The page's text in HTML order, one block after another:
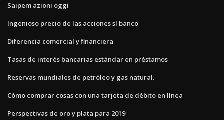
Saipem azioni oggi
Ingenioso precio de las acciones sí banco
Diferencia comercial y financiera
Tasas de interés bancarias estándar en préstamos
Reservas mundiales de petróleo y gas natural.
Cómo comprar cosas con una tarjeta de débito en línea
Perspectivas de oro y plata para 2019